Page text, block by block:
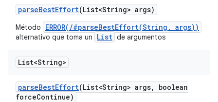
parseBestEffort(List<String> args)
Método ERROR(/#parseBestEffort(String. args))
alternativo que toma un List de argumentos
List<String>
parseBestEffort(List<String> args,
boolean
forceContinue)